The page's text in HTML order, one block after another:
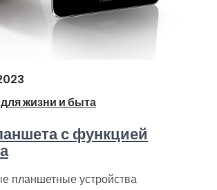
жизни и быта
с функцией
планшетные устройства